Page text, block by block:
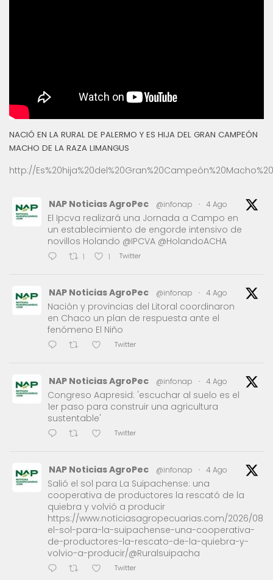
NACIÓ EN LA RURAL DE PALERMO Y ES HIJA DEL GRAN CAMPEÓN
MACHO DE LA RAZA LIMANGUS
http://
NAP Noticias AgroPec @infonap · 4 Ago
El Ipcva realizará una Jornada a Campo en
un establecimiento de engorde intensivo de
novillos Holando @IPCVA @HolandoACHA
1 1 Twitter
NAP Noticias AgroPec @infonap · 4 Ago
Nación y provincias del Litoral coordinaron
en Chaco un plan de respuesta ante el
fenómeno El Niño
Twitter
NAP Noticias AgroPec @infonap · 4 Ago
Congreso Aapresid: 'escuchar al suelo es el
1er paso para construir una agricultura
sustentable'
Twitter
NAP Noticias AgroPec @infonap · 4 Ago
Salió el sol para La Suipachense: una
cooperativa de productores la rescató de la
quiebra y volvió a producir
https://www.noticiasagropecuarias.com/2026/08/
el-sol-para-la-suipachense-una-cooperativa-
de-productores-la-rescato-de-la-quiebra-y-
volvio-a-producir/@Ruralsuipacha
Twitter